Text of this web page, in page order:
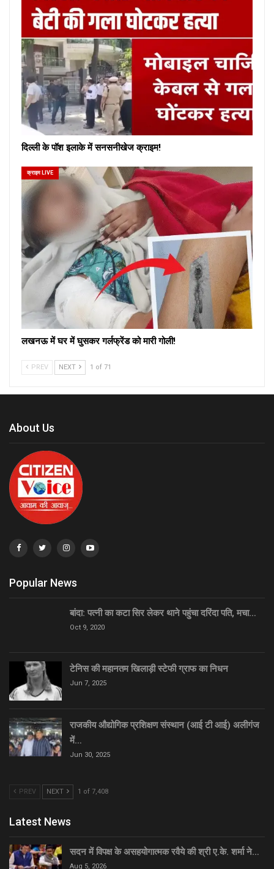
दिल्ली के पॉश इलाके में सनसनीखेज क्राइम!
क्राइम LIVE
लखनऊ में घर में घुसकर गर्लफ्रेंड को मारी गोली!
PREV NEXT 1 of 71
About Us
Popular News
बांदा: पत्नी का कटा सिर लेकर थाने पहुंचा दरिंदा पति, मचा…
Oct 9, 2020
टेनिस की महानतम खिलाड़ी स्टेफी ग्राफ का निधन
Jun 7, 2025
राजकीय औद्योगिक प्रशिक्षण संस्थान (आई टी आई) अलीगंज
में…
Jun 30, 2025
PREV NEXT 1 of 7,408
Latest News
सदन में विपक्ष के असहयोगात्मक रवैये की श्री ए.के. शर्मा ने…
Aug 5, 2026